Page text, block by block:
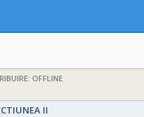
OFFLINE
II